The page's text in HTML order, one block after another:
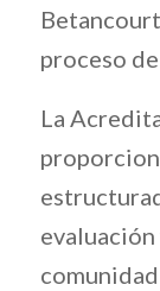
proceso
La